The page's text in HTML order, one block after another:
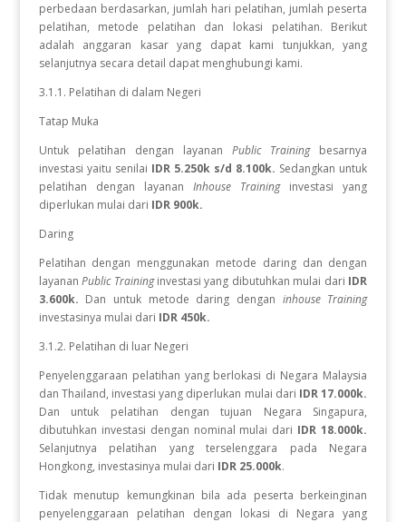
perbedaan berdasarkan, jumlah hari pelatihan, jumlah peserta
pelatihan, metode pelatihan dan lokasi pelatihan. Berikut
adalah anggaran kasar yang dapat kami tunjukkan, yang
selanjutnya secara detail dapat menghubungi kami.
3.1.1. Pelatihan di dalam Negeri
Tatap Muka
Untuk pelatihan dengan layanan Public Trainingbesarnya
investasi yaitu senilai IDR 5.250k s/d 8.100k. Sedangkan untuk
pelatihan dengan layanan Inhouse Training investasi yang
diperlukan mulai dari IDR 900k.
Daring
Pelatihan dengan menggunakan metode daring dan dengan
layananPublic Traininginvestasi yang dibutuhkan mulai dari IDR
3.600k. Dan untuk metode daring dengan inhouse Training
investasinya mulai dari IDR 450k.
3.1.2. Pelatihan di luar Negeri
Penyelenggaraan pelatihan yang berlokasi di Negara Malaysia
dan Thailand, investasi yang diperlukan mulai dari IDR 17.000k.
Dan
untuk pelatihan dengan tujuan Negara
Singapura,
dibutuhkan investasi dengan nominal mulai dari IDR 18.000k.
Selanjutnya pelatihan yang terselenggara pada Negara
Hongkong, investasinya mulai dari IDR 25.000k.
Tidak menutup kemungkinan bila ada peserta berkeinginan
penyelenggaraan pelatihan dengan lokasi di Negara yang